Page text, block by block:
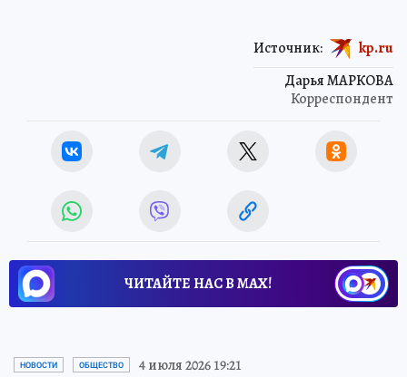
Дарья МАРКОВА
Корреспондент
Источник: kp.ru
ЧИТАЙТЕ НАС В МАХ!
НОВОСТИ ОБЩЕСТВО 4 июля 2026 19:21